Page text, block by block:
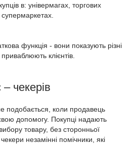
в: універмагах, торгових
функція - вони показують різні
клієнтів.
чекерів
подобається, коли продавець
допомогу. Покупці надають
товару, без сторонньої
незамінні помічники, які